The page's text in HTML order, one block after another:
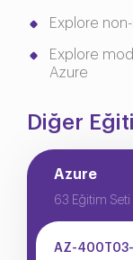
Explore
Explore
Azure
Diğer
Azure
63 Eğitim Seti
AZ-